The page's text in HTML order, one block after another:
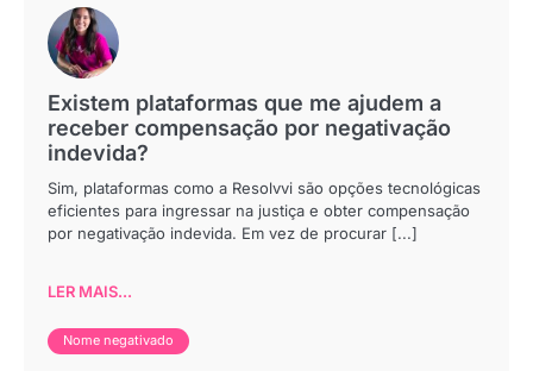
Existem plataformas que me ajudem a
receber compensação por negativação
indevida?
Sim, plataformas como a Resolvvi são opções tecnológicas
eficientes para ingressar na justiça e obter compensação
por negativação indevida. Em vez de procurar [...]
LER MAIS...
Nome negativado